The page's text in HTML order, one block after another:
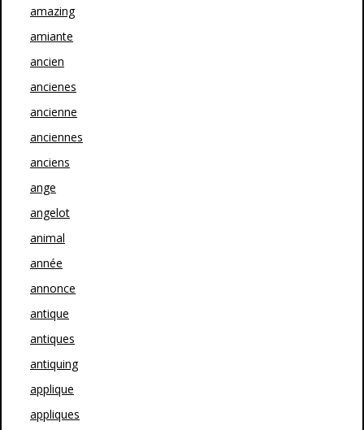
amazing
amiante
ancien
ancienes
ancienne
anciennes
anciens
ange
angelot
animal
année
annonce
antique
antiques
antiquing
applique
appliques